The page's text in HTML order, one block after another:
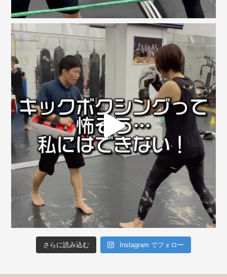
さらに読み込む Instagram でフォロー